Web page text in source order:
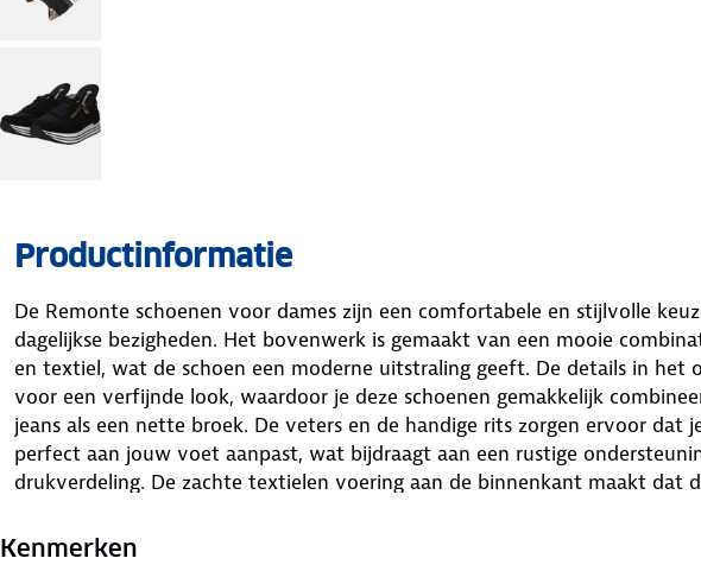
Productinformatie
De Remonte schoenen voor dames zijn een comfortabele en stijlvolle
dagelijkse bezigheden. Het bovenwerk is gemaakt van een mooie
en textiel, wat de schoen een moderne uitstraling geeft. De details in het
voor een verfijnde look, waardoor je deze schoenen gemakkelijk
jeans als een nette broek. De veters en de handige rits zorgen ervoor dat
perfect aan jouw voet aanpast, wat bijdraagt aan een rustige
drukverdeling. De zachte textielen voering aan de binnenkant maakt dat
voldoende ruimte en comfort. Draag deze schoenen voor een
Kenmerken